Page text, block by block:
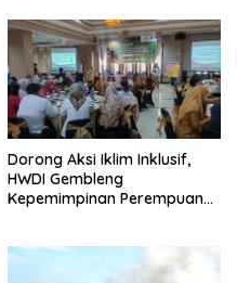
Dorong Aksi Iklim Inklusif,
HWDI Gembleng
Kepemimpinan Perempuan